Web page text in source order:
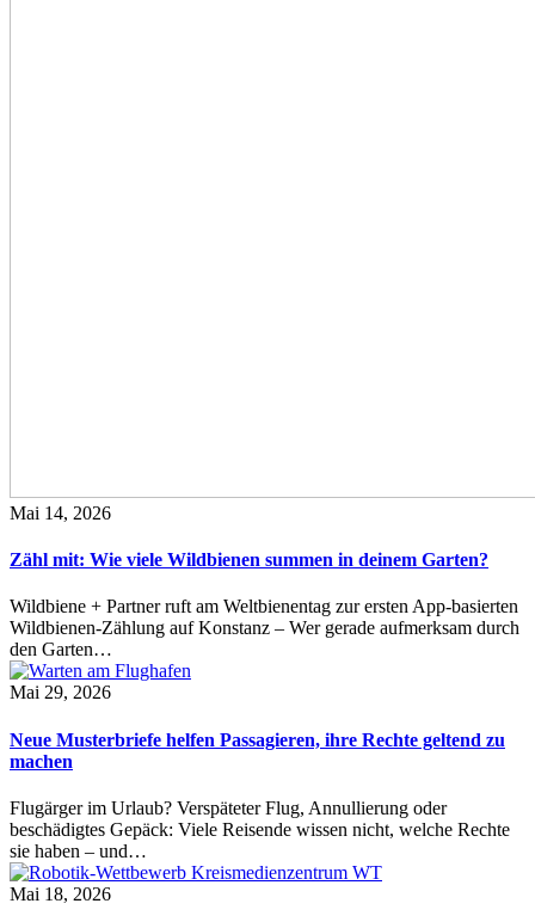
Mai 14, 2026
Zähl mit: Wie viele Wildbienen summen in deinem Garten?
Wildbiene + Partner ruft am Weltbienentag zur ersten App-basierten
Wildbienen-Zählung auf Konstanz – Wer gerade aufmerksam durch
den Garten…
Mai 29, 2026
Neue Musterbriefe helfen Passagieren, ihre Rechte geltend zu
machen
Flugärger im Urlaub? Verspäteter Flug, Annullierung oder
beschädigtes Gepäck: Viele Reisende wissen nicht, welche Rechte
sie haben – und…
Mai 18, 2026